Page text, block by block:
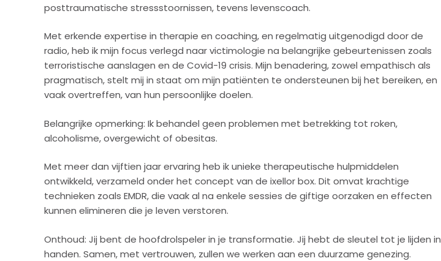
posttraumatische stressstoornissen, tevens levenscoach.
Met erkende expertise in therapie en coaching, en regelmatig uitgenodigd door de
radio, heb ik mijn focus verlegd naar victimologie na belangrijke gebeurtenissen zoals
terroristische aanslagen en de Covid-19 crisis. Mijn benadering, zowel empathisch als
pragmatisch, stelt mij in staat om mijn patiënten te ondersteunen bij het bereiken, en
vaak overtreffen, van hun persoonlijke doelen.
Belangrijke opmerking: Ik behandel geen problemen met betrekking tot roken,
alcoholisme, overgewicht of obesitas.
Met meer dan vijftien jaar ervaring heb ik unieke therapeutische hulpmiddelen
ontwikkeld, verzameld onder het concept van de ixellor box. Dit omvat krachtige
technieken zoals EMDR, die vaak al na enkele sessies de giftige oorzaken en effecten
kunnen elimineren die je leven verstoren.
Onthoud: Jij bent de hoofdrolspeler in je transformatie. Jij hebt de sleutel tot je lijden in
handen. Samen, met vertrouwen, zullen we werken aan een duurzame genezing.